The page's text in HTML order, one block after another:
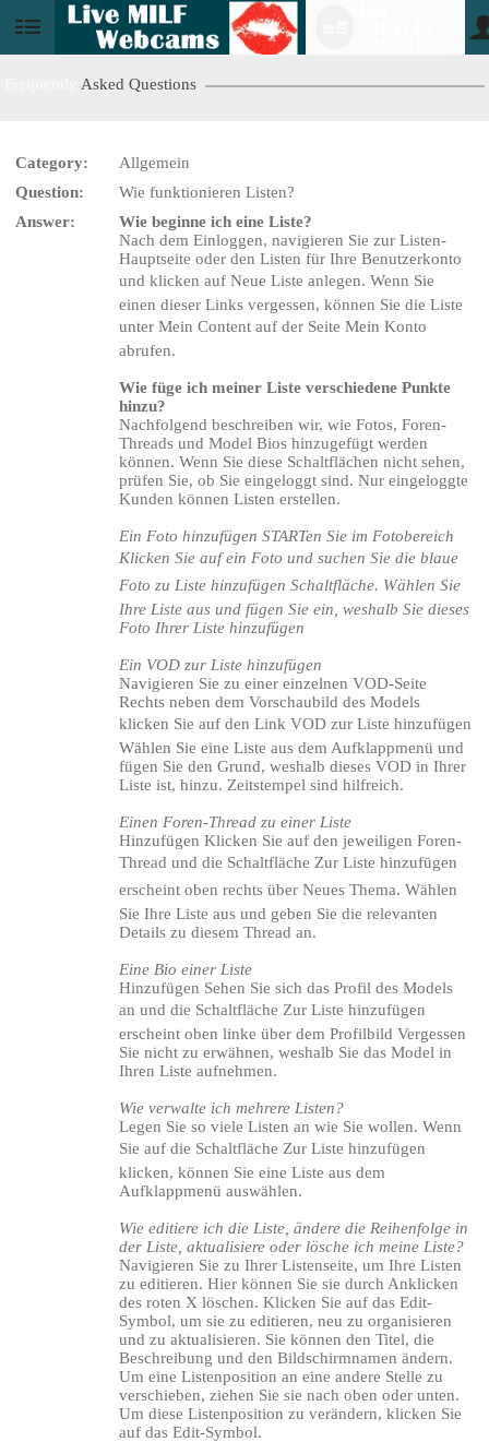
Asked Questions
Category:
Allgemein
Question:
Wie funktionieren Listen?
Answer:
Wie beginne ich eine Liste?
Nach dem Einloggen, navigieren Sie zur Listen-
Hauptseite oder den Listen für Ihre Benutzerkonto
und klicken auf Neue Liste anlegen. Wenn Sie
einen dieser Links vergessen, können Sie die Liste
unter Mein Content auf der Seite Mein Konto
abrufen.
Wie füge ich meiner Liste verschiedene Punkte
hinzu?
Nachfolgend beschreiben wir, wie Fotos, Foren-
Threads und Model Bios hinzugefügt werden
können. Wenn Sie diese Schaltflächen nicht sehen,
prüfen Sie, ob Sie eingeloggt sind. Nur eingeloggte
Kunden können Listen erstellen.
Ein Foto hinzufügen STARTen Sie im Fotobereich
Klicken Sie auf ein Foto und suchen Sie die blaue 
Foto zu Liste hinzufügen Schaltfläche. Wählen Sie
Ihre Liste aus und fügen Sie ein, weshalb Sie dieses
Foto Ihrer Liste hinzufügen
Ein VOD zur Liste hinzufügen
Navigieren Sie zu einer einzelnen VOD-Seite
Rechts neben dem Vorschaubild des Models
klicken Sie auf den Link VOD zur Liste hinzufügen
Wählen Sie eine Liste aus dem Aufklappmenü und
fügen Sie den Grund, weshalb dieses VOD in Ihrer
Liste ist, hinzu. Zeitstempel sind hilfreich.
Einen Foren-Thread zu einer Liste
Hinzufügen Klicken Sie auf den jeweiligen Foren-
Thread und die Schaltfläche Zur Liste hinzufügen
erscheint oben rechts über Neues Thema. Wählen
Sie Ihre Liste aus und geben Sie die relevanten
Details zu diesem Thread an.
Eine Bio einer Liste
Hinzufügen Sehen Sie sich das Profil des Models
an und die Schaltfläche Zur Liste hinzufügen
erscheint oben linke über dem Profilbild Vergessen
Sie nicht zu erwähnen, weshalb Sie das Model in
Ihren Liste aufnehmen.
Wie verwalte ich mehrere Listen?
Legen Sie so viele Listen an wie Sie wollen. Wenn
Sie auf die Schaltfläche Zur Liste hinzufügen
klicken, können Sie eine Liste aus dem
Aufklappmenü auswählen.
Wie editiere ich die Liste, ändere die Reihenfolge in
der Liste, aktualisiere oder lösche ich meine Liste?
Navigieren Sie zu Ihrer Listenseite, um Ihre Listen
zu editieren. Hier können Sie sie durch Anklicken
des roten X löschen. Klicken Sie auf das Edit-
Symbol, um sie zu editieren, neu zu organisieren
und zu aktualisieren. Sie können den Titel, die
Beschreibung und den Bildschirmnamen ändern.
Um eine Listenposition an eine andere Stelle zu
verschieben, ziehen Sie sie nach oben oder unten.
Um diese Listenposition zu verändern, klicken Sie
auf das Edit-Symbol.
LIMITED TIME OFFER!
120
F
R
E
E
C
R
E
DI
T
S